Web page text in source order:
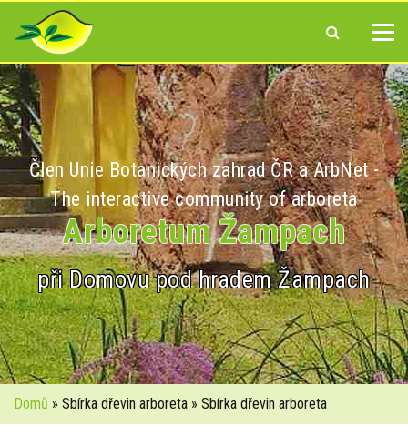
Člen Unie Botanických zahrad ČR a ArbNet -
The interactive community of arboreta
Arboretum Žampach
při Domovu pod hradem Žampach
Domů » Sbírka dřevin arboreta » Sbírka dřevin arboreta